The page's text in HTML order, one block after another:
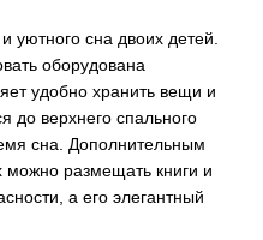
сна двоих детей.
оборудована
удобно хранить вещи и
до верхнего спального
сна. Дополнительным
можно размещать книги и
а его элегантный